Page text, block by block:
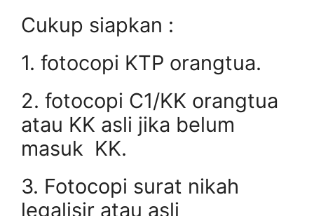
Cukup siapkan :
1. fotocopi KTP orangtua.
2. fotocopi C1/KK orangtua
atau KK asli jika belum
masuk KK.
3. Fotocopi surat nikah
legalisir atau asli